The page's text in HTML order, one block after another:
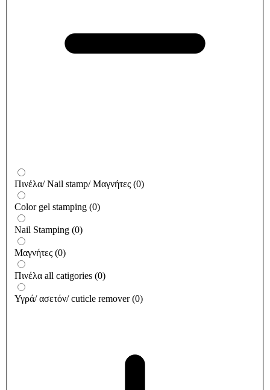
Πινέλα/ Nail stamp/ Μαγνήτες (0)
Color gel stamping (0)
Nail Stamping (0)
Μαγνήτες (0)
Πινέλα all catigories (0)
Υγρά/ ασετόν/ cuticle remover (0)